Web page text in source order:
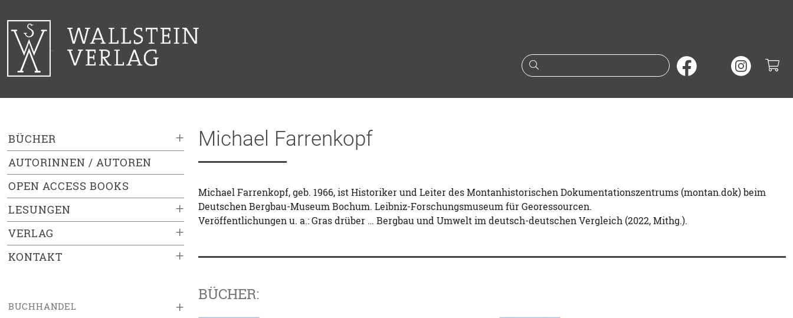
Suche nach Büchern oder
+
BÜCHER
AUTORINNEN / AUTOREN
OPEN ACCESS BOOKS
+
LESUNGEN
+
VERLAG
+
KONTAKT
+
BUCHHANDEL
Michael Farrenkopf
Michael Farrenkopf, geb. 1966, ist Historiker und Leiter des Montanhistorischen Dokumentationszentrums (montan.dok) beim
Deutschen Bergbau-Museum Bochum. Leibniz-Forschungsmuseum für Georessourcen.
Veröffentlichungen u. a.: Gras drüber … Bergbau und Umwelt im deutsch-deutschen Vergleich (2022, Mithg.).
BÜCHER: